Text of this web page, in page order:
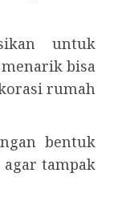
untuk
bisa
rumah
bentuk
tampak